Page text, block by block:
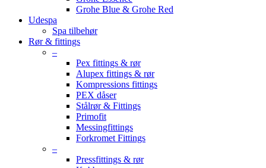
Grohe Blue & Grohe Red
Udespa
Spa tilbehør
Rør & fittings
–
Pex fittings & rør
Alupex fittings & rør
Kompressions fittings
PEX dåser
Stålrør & Fittings
Primofit
Messingfittings
Forkromet Fittings
–
Pressfittings & rør